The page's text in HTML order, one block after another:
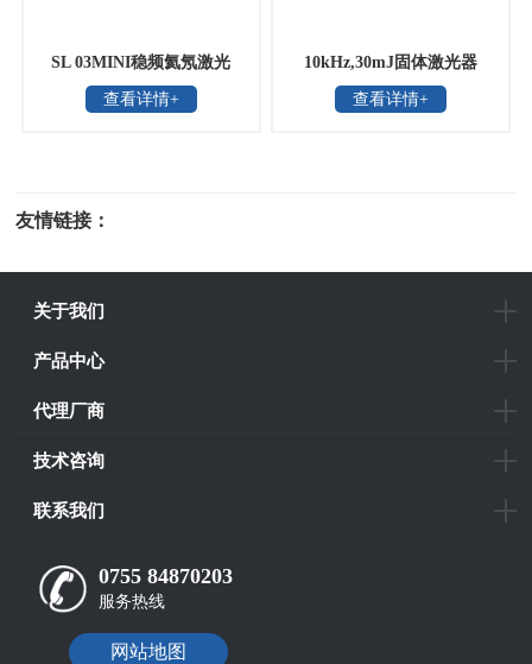
SL 03MINI稳频氦氖激光
器，德国SIOS
查看详情+
10kHz,30mJ固体激光器
查看详情+
友情链接：
关于我们
产品中心
代理厂商
技术咨询
联系我们
0755 84870203
服务热线
网站地图